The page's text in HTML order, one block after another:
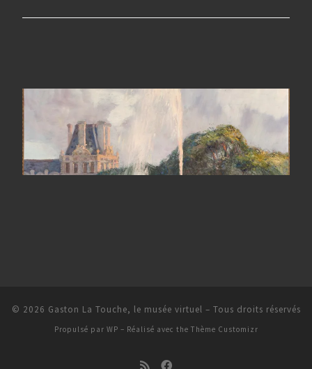
© 2026 Gaston La Touche, le musée virtuel – Tous droits réservés
Propulsé par WP – Réalisé avec the Thème Customizr